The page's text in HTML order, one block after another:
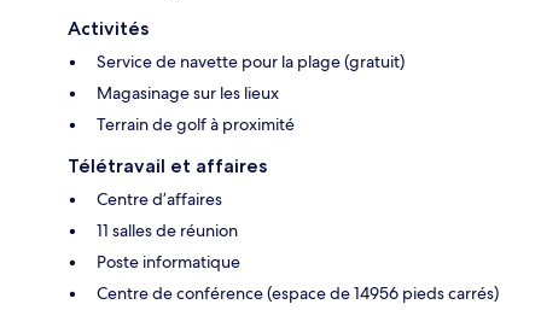
Activités
Service de navette pour la plage (gratuit)
Magasinage sur les lieux
Terrain de golf à proximité
Télétravail et affaires
Centre d’affaires
11 salles de réunion
Poste informatique
Centre de conférence (espace de 14956 pieds carrés)